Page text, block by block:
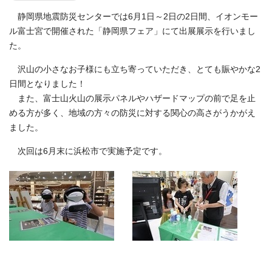
静岡県地震防災センターでは6月1日～2日の2日間、イオンモー
ル富士宮で開催された「静岡県フェア」にて出展展示を行いまし
た。
沢山の小さなお子様にも立ち寄っていただき、とても賑やかな2
日間となりました！
また、富士山火山の展示パネルやハザードマップの前で足を止
める方が多く、地域の方々の防災に対する関心の高さがうかがえ
ました。
次回は6月末に浜松市で実施予定です。